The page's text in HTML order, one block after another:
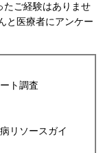
たご経験はありませ
と医療者にアンケー
ト調査
リソースガイ